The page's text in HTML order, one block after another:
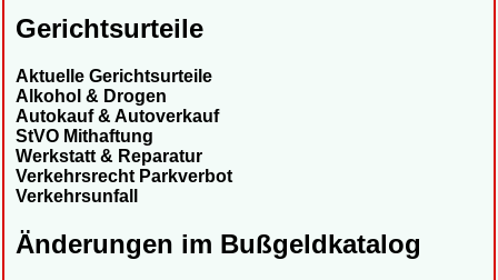
Gerichtsurteile
Aktuelle Gerichtsurteile
Alkohol & Drogen
Autokauf & Autoverkauf
StVO Mithaftung
Werkstatt & Reparatur
Verkehrsrecht Parkverbot
Verkehrsunfall
Änderungen im Bußgeldkatalog